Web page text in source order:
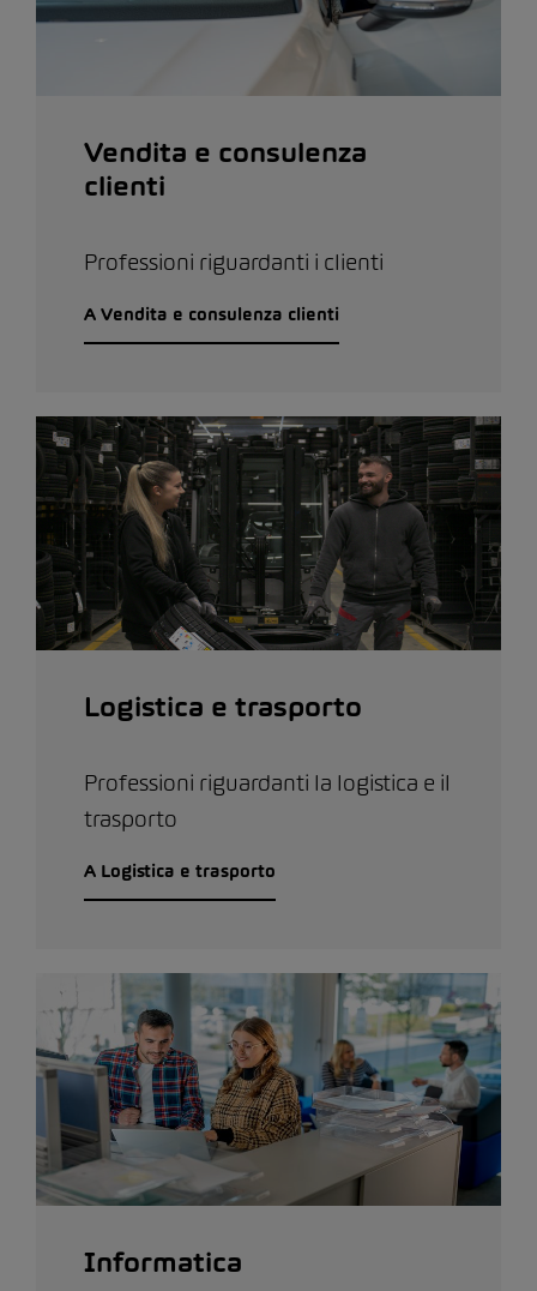
Vendita e consulenza
clienti
Professioni riguardanti i clienti
A Vendita e consulenza clienti
Logistica e trasporto
Professioni riguardanti la logistica e il
trasporto
A Logistica e trasporto
Informatica